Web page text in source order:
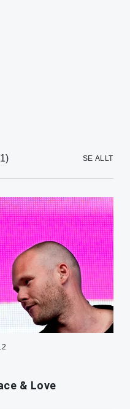
SE ALLT
& Love